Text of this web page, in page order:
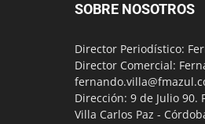
SOBRE NOSOTROS
Director Periodístico:
Director Comercial:
Dirección: 9 de Julio 90.
Villa Carlos Paz -